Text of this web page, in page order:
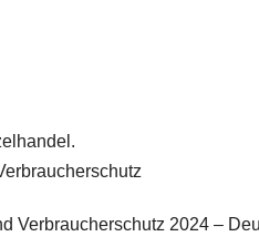
Verbraucherschutz 2024 –